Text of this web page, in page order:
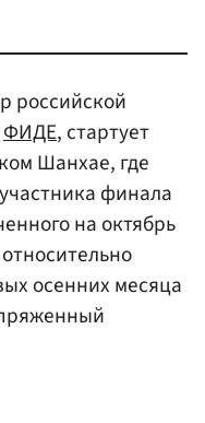
российской
ФИДЕ, стартует
Шанхае, где
финала
на октябрь
осенних месяца